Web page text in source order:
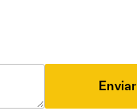
Enviar